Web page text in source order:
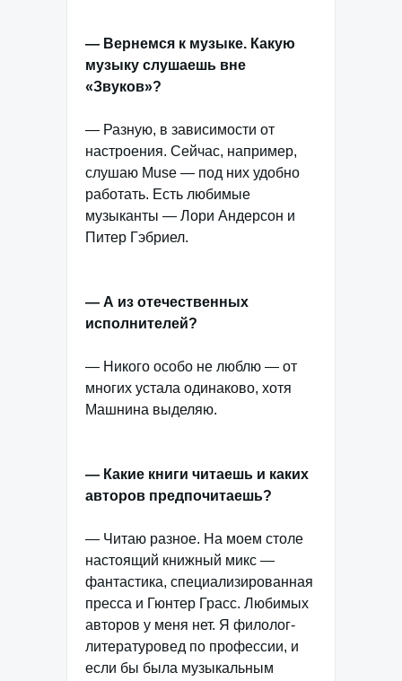
— Вернемся к музыке. Какую
музыку слушаешь вне
«Звуков»?
— Разную, в зависимости от
настроения. Сейчас, например,
слушаю Muse — под них удобно
работать. Есть любимые
музыканты — Лори Андерсон и
Питер Гэбриел.
— А из отечественных
исполнителей?
— Никого особо не люблю — от
многих устала одинаково, хотя
Машнина выделяю.
— Какие книги читаешь и каких
авторов предпочитаешь?
— Читаю разное. На моем столе
настоящий книжный микс —
фантастика, специализированная
пресса и Гюнтер Грасс. Любимых
авторов у меня нет. Я филолог-
литературовед по профессии, и
если бы была музыкальным